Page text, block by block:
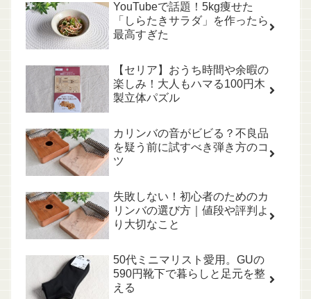
YouTubeで話題！5kg痩せた
「しらたきサラダ」を作ったら
最高すぎた
【セリア】おうち時間や余暇の
楽しみ！大人もハマる100円木
製立体パズル
カリンバの音がビビる？不良品
を疑う前に試すべき弾き方のコ
ツ
失敗しない！初心者のためのカ
リンバの選び方｜値段や評判よ
り大切なこと
50代ミニマリスト愛用。GUの
590円靴下で暮らしと足元を整
える